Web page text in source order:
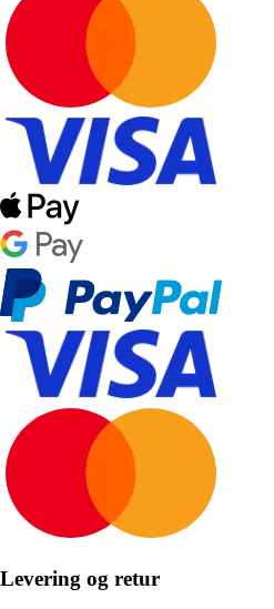
Levering og retur